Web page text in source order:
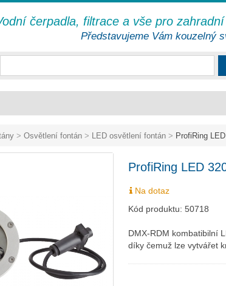
> Osvětlení fontán > LED osvětlení fontán > ProfiRing
ProfiRing LED
Na dotaz
Kód produktu: 50718
DMX-RDM kombatibilní
díky čemuž lze vytvářet
čerpadla, filtrace a vše pro
Představujeme Vám kouzelný